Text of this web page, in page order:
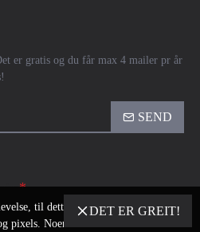
er gratis og du får max 4 mailer pr år
SEND
DET ER GREIT!
til dette bruker vi
pixels. Noen av disse er